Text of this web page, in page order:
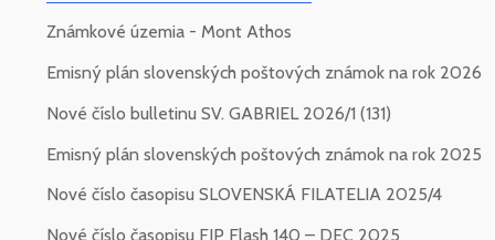
Známkové územia - Mont Athos
Emisný plán slovenských poštových známok na rok 2026
Nové číslo bulletinu SV. GABRIEL 2026/1 (131)
Emisný plán slovenských poštových známok na rok 2025
Nové číslo časopisu SLOVENSKÁ FILATELIA 2025/4
Nové číslo časopisu FIP Flash 140 – DEC 2025